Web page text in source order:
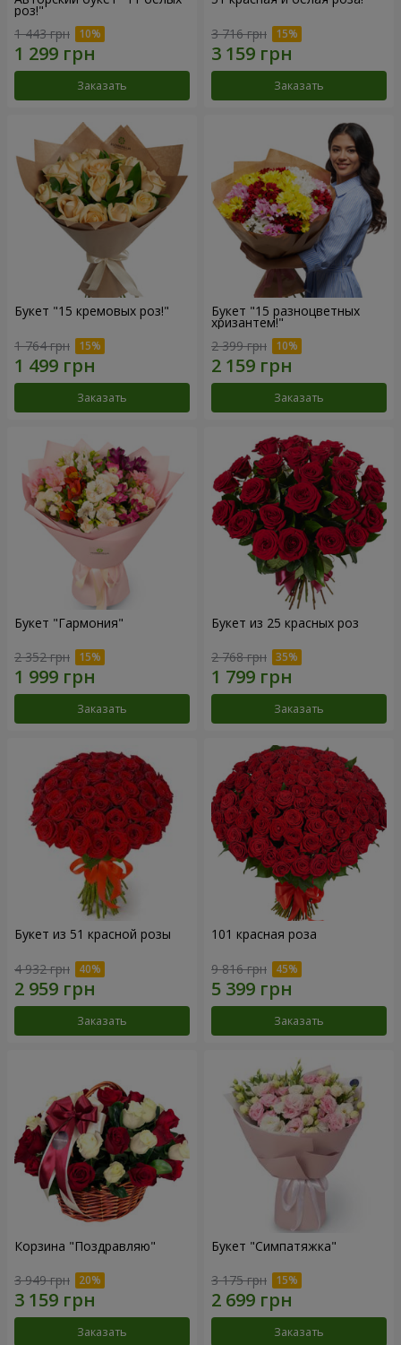
роз!"
1 443 грн
Заказать
3 716 грн
Заказать
Букет "15 кремовых роз!"
1 764 грн
Заказать
Букет "15 разноцветных
хризантем!"
2 399 грн
Заказать
Букет "Гармония"
2 352 грн
Заказать
Букет из 25 красных роз
2 768 грн
Заказать
Букет из 51 красной розы
4 932 грн
Заказать
101 красная роза
9 816 грн
Заказать
Корзина "Поздравляю"
3 949 грн
Заказать
Букет "Симпатяжка"
3 175 грн
Заказать